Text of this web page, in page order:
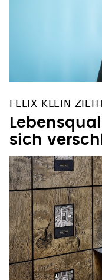
FELIX KLEIN
sich